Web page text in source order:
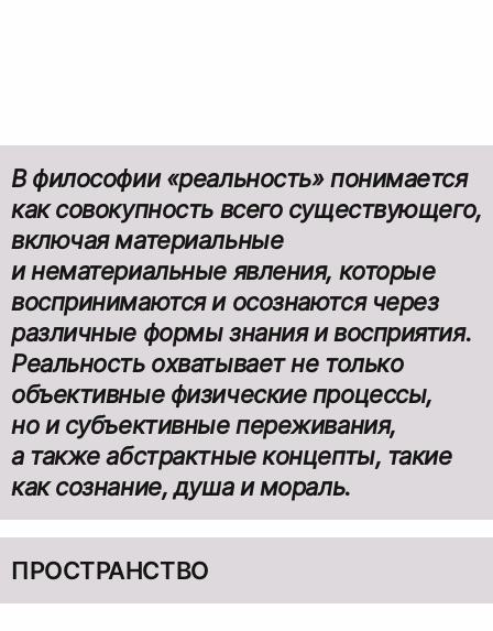
В философии«реальность»понимается
как совокупность всего существующего,
включая материальные
и нематериальные явления, которые
воспринимаются и осознаются через
различные формы знания и восприятия.
Реальность охватывает не только
объективные физические процессы,
но и субъективные переживания,
а также абстрактные концепты, такие
как сознание, душа и мораль.
ПРОСТРАНСТВО